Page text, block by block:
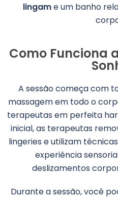
lingame um banho
Como Funciona
A sessão começa com
massagem em todo o
terapeutas em perfeita
inicial, as terapeutas
lingeries e utilizam
experiência
deslizamentos
Durante a sessão, você